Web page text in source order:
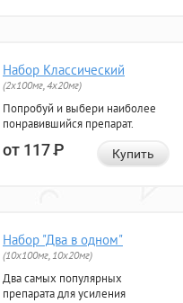
Набор Классический
(2x100мг, 4x20мг)
Попробуй и выбери наиболее
понравившийся препарат.
от 117Р Купить
Набор "Два в одном"
(10x100мг, 10x20мг)
Два самых популярных
препарата для усиления